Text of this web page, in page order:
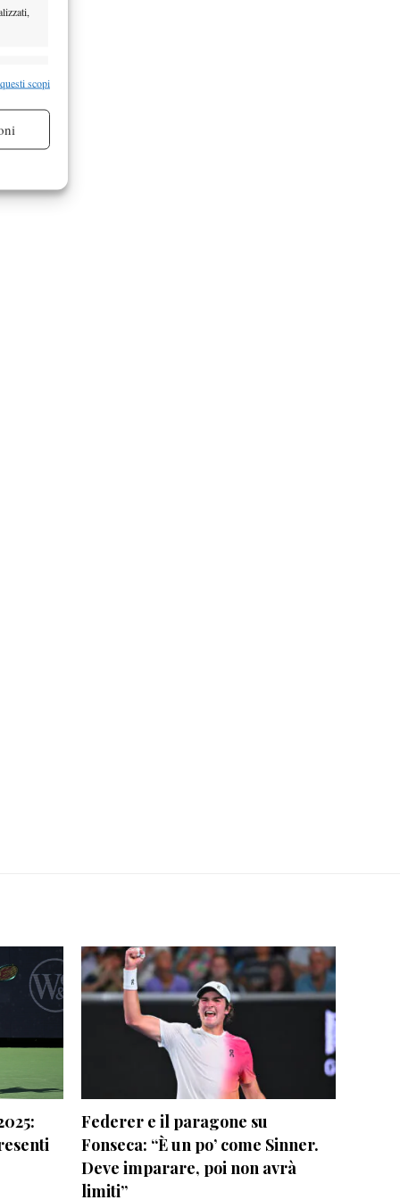
attivo
scopi
Federer e il paragone su
Fonseca: “È un po’ come Sinner.
Deve imparare, poi non avrà
limiti”